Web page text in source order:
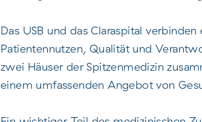
Das USB und das Claraspital
Patientennutzen, Qualität und
zwei Häuser der Spitzenmedizin
einem umfassenden Angebot von